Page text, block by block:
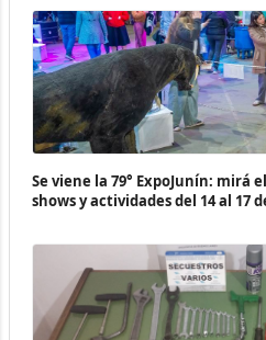
Se viene la 79° ExpoJunín: mirá
shows y actividades del 14 al 17